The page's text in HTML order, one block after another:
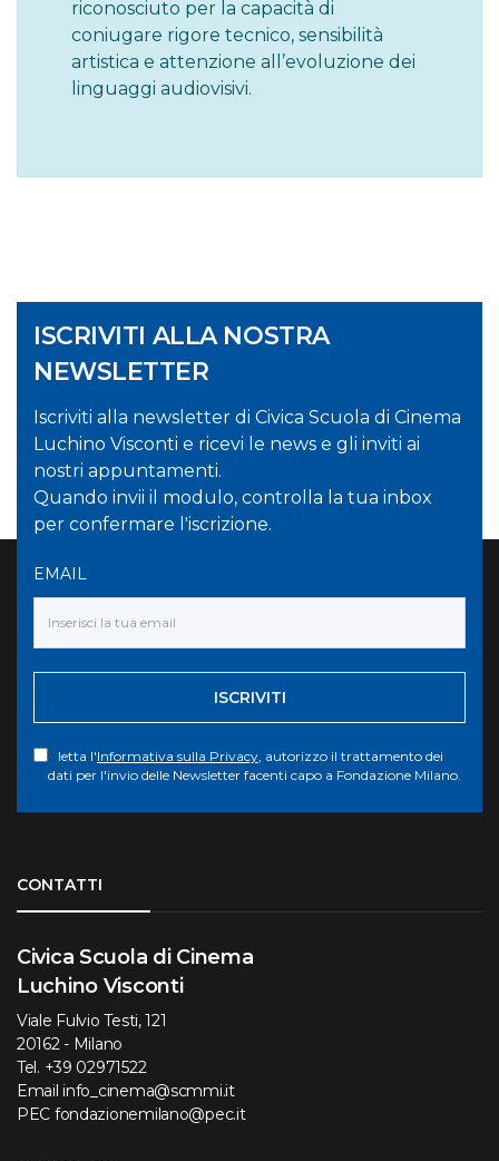
riconosciuto per la capacità di
coniugare rigore tecnico, sensibilità
artistica e attenzione all’evoluzione dei
linguaggi audiovisivi.
ISCRIVITI ALLA NOSTRA
NEWSLETTER
Iscriviti alla newsletter di Civica Scuola di Cinema
Luchino Visconti e ricevi le news e gli inviti ai
nostri appuntamenti.
Quando invii il modulo, controlla la tua inbox
per confermare l'iscrizione.
EMAIL
ISCRIVITI
letta l'Informativa sulla Privacy , autorizzo il trattamento dei
dati per l'invio delle Newsletter facenti capo a Fondazione Milano.
CONTATTI
Civica Scuola di Cinema
Luchino Visconti
Viale Fulvio Testi, 121
20162 - Milano
Tel. +39 02971522
Email info_cinema@scmmi.it
PEC fondazionemilano@pec.it